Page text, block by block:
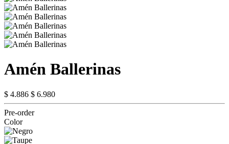
Amén Ballerinas
$ 4.886 $ 6.980
Pre-order
Color